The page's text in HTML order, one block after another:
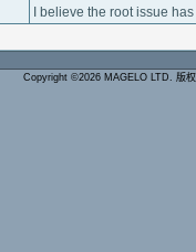
I believe the root issue
Copyright ©2026 MAGELO LTD. 版